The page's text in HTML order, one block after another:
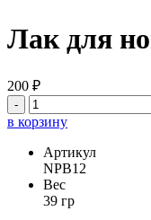
Лак для
200 ₽
-
в корзину
Артикул
NPB12
Вес
39 гр